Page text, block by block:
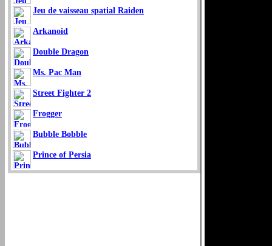
Jeu de vaisseau spatial Raiden
Arkanoid
Double Dragon
Ms. Pac Man
Street Fighter 2
Frogger
Bubble Bobble
Prince of Persia